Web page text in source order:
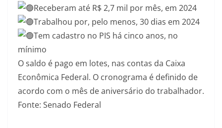
Receberam até R$ 2,7 mil por mês, em 2024
Trabalhou por, pelo menos, 30 dias em 2024
Tem cadastro no PIS há cinco anos, no
mínimo
O saldo é pago em lotes, nas contas da Caixa
Econômica Federal. O cronograma é definido de
acordo com o mês de aniversário do trabalhador.
Fonte: Senado Federal